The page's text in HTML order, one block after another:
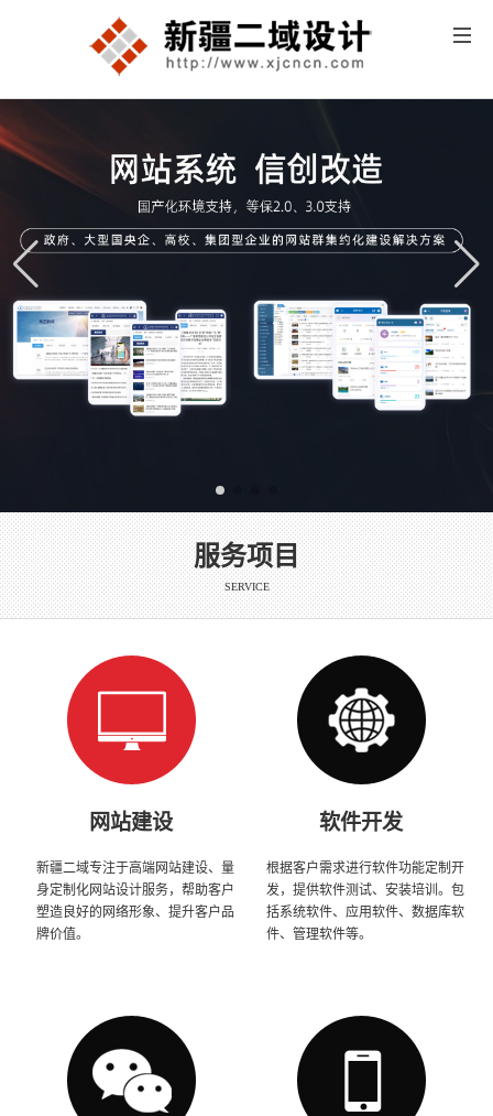
服务项目
SERVICE
网站建设
新疆二域专注于高端网站建设、量
身定制化网站设计服务，帮助客户
塑造良好的网络形象、提升客户品
牌价值。
软件开发
根据客户需求进行软件功能定制开
发，提供软件测试、安装培训。包
括系统软件、应用软件、数据库软
件、管理软件等。